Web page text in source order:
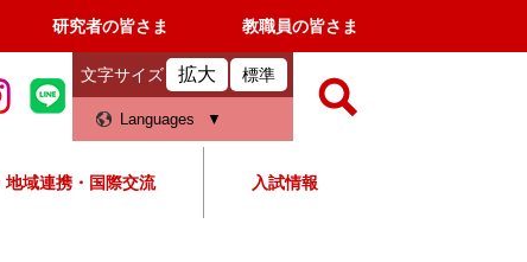
研究者の皆さま 教職員の皆さま
文字サイズ 拡大 標準
Languages
地域連携・国際交流 入試情報